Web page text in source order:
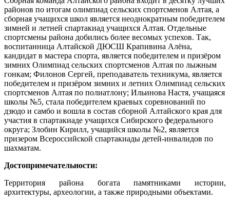
районов по итогам олимпиад сельских спортсменов Алтая, а
сборная учащихся школ является неоднократным победителем
зимней и летней спартакиад учащихся Алтая. Отдельные
спортсмены района добились более весомых успехов. Так,
воспитанница Алтайской ДЮСШ Крапивина Алёна,
кандидат в мастера спорта, является победителем и призёром
зимних Олимпиад сельских спортсменов Алтая по лыжным
гонкам; Филонов Сергей, преподаватель техникума, является
победителем и призёром зимних и летних Олимпиад сельских
спортсменов Алтая по полиатлону; Ильинова Настя, учащаяся
школы №5, стала победителем краевых соревнований по
дзюдо и самбо и вошла в состав сборной Алтайского края для
участия в спартакиаде учащихся Сибирского федерального
округа; Злобин Кирилл, учащийся школы №2, является
призером Всероссийской спартакиады детей-инвалидов по
шахматам.
Достопримечательности:
Территория района богата памятниками истории,
архитектуры, археологии, а также природными объектами.